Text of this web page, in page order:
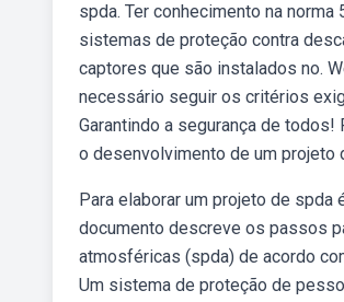
spda. Ter conhecimento na
sistemas de proteção contra
captores que são instalados no.
necessário seguir os critérios
Garantindo a segurança de
o desenvolvimento de um projeto
Para elaborar um projeto de
documento descreve os passos
atmosféricas (spda) de acordo
Um sistema de proteção de